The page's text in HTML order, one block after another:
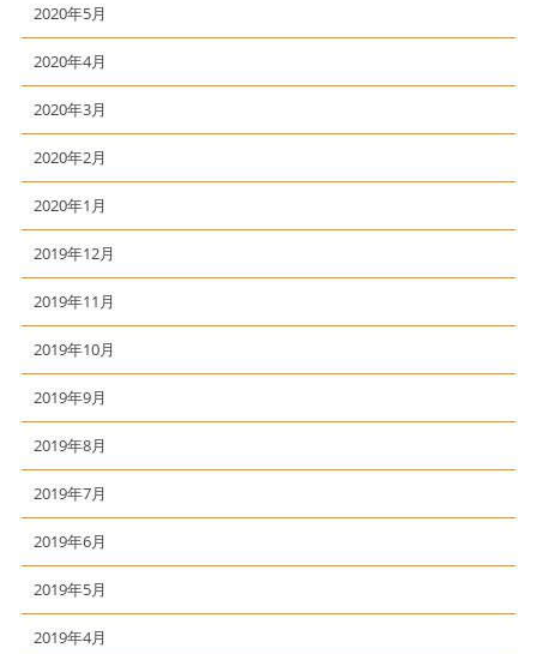
2020年5月
2020年4月
2020年3月
2020年2月
2020年1月
2019年12月
2019年11月
2019年10月
2019年9月
2019年8月
2019年7月
2019年6月
2019年5月
2019年4月